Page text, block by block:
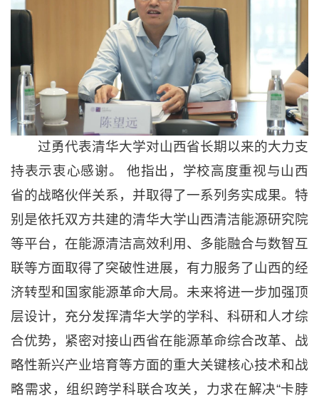
过勇代表清华大学对山西省长期以来的大力支
持表示衷心感谢。 他指出，学校高度重视与山西
省的战略伙伴关系，并取得了一系列务实成果。特
别是依托双方共建的清华大学山西清洁能源研究院
等平台，在能源清洁高效利用、多能融合与数智互
联等方面取得了突破性进展，有力服务了山西的经
济转型和国家能源革命大局。未来将进一步加强顶
层设计，充分发挥清华大学的学科、科研和人才综
合优势，紧密对接山西省在能源革命综合改革、战
略性新兴产业培育等方面的重大关键核心技术和战
略需求，组织跨学科联合攻关，力求在解决“卡脖